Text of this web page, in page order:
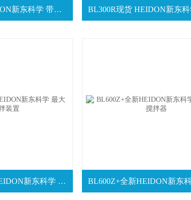
BLh300R进口 HEIDON新东科学 带大功率USB/外部输入/输出的遥控搅拌器
BL300Mx-10原装 HEIDON新东科学 最大混合搅拌装置